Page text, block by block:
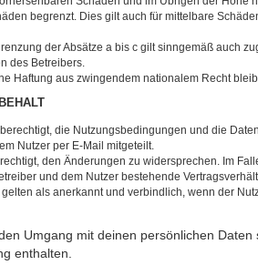
begrenzt. Dies gilt auch für mittelbare
der Absätze a bis c gilt sinngemäß auch
des Betreibers.
Haftung aus zwingendem nationalem Recht
die Nutzungsbedingungen und die
Nutzer per E-Mail mitgeteilt.
den Änderungen zu widersprechen. Im
und dem Nutzer bestehende
als anerkannt und verbindlich, wenn der
Umgang mit deinen persönlichen Daten
enthalten.